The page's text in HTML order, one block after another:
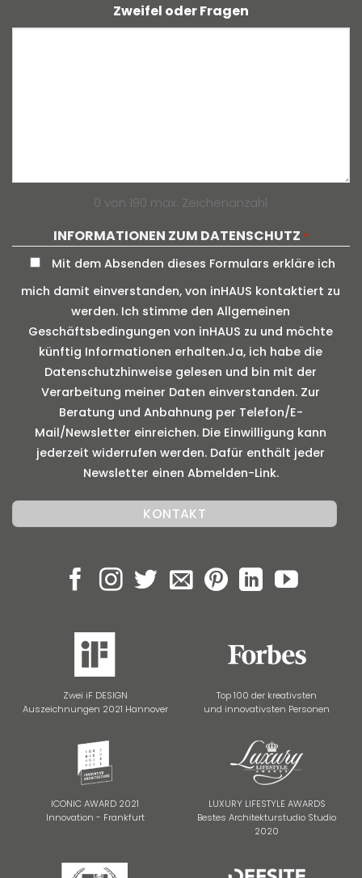
Zweifel oder Fragen
0 von 190 max. Zeichenanzahl
INFORMATIONEN ZUM DATENSCHUTZ *
Mit dem Absenden dieses Formulars erkläre ich
mich damit einverstanden, von inHAUS kontaktiert zu
werden. Ich stimme den Allgemeinen
Geschäftsbedingungen von inHAUS zu und möchte
künftig Informationen erhalten.Ja, ich habe die
Datenschutzhinweise gelesen und bin mit der
Verarbeitung meiner Daten einverstanden. Zur
Beratung und Anbahnung per Telefon/E-
Mail/Newsletter einreichen. Die Einwilligung kann
jederzeit widerrufen werden. Dafür enthält jeder
Newsletter einen Abmelden-Link.
Zwei iF DESIGN
Auszeichnungen 2021 Hannover
Top 100 der kreativsten
und innovativsten Personen
ICONIC AWARD 2021
Innovation - Frankfurt
LUXURY LIFESTYLE AWARDS
Bestes Architekturstudio Studio
2020